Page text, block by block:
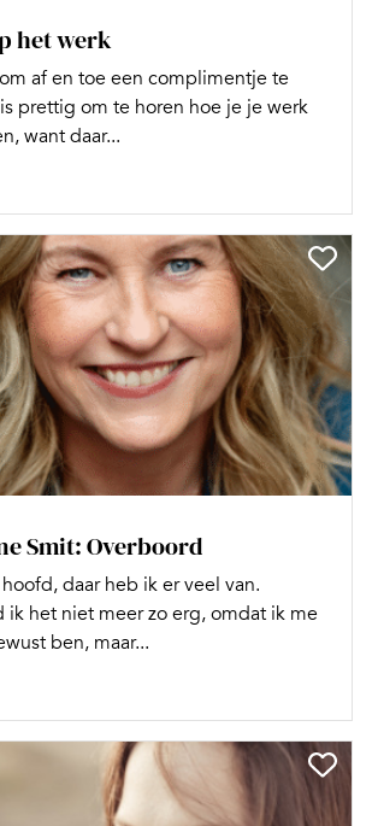
het werk
af en toe een complimentje te
prettig om te horen hoe je je werk
want daar...
Smit: Overboord
daar heb ik er veel van.
ik het niet meer zo erg, omdat ik me
ben, maar...